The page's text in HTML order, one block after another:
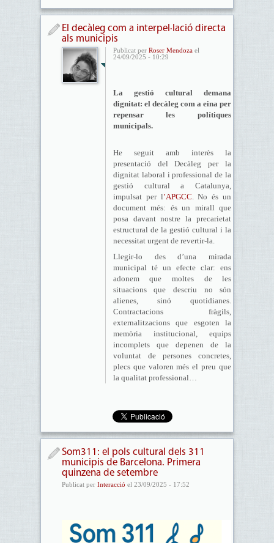
El decàleg com a interpel·lació directa
als municipis
Publicat per Roser Mendozael
24/09/2025 - 10:29
La gestió cultural demana
dignitat: el decàleg com a eina per
repensar les polítiques
municipals.
He seguit amb interès la
presentació del Decàleg per la
dignitat laboral i professional de la
gestió cultural a Catalunya,
impulsat per l’APGCC. No és un
document més: és un mirall que
posa davant nostre la precarietat
estructural de la gestió cultural i la
necessitat urgent de revertir-la.
Llegir-lo des d’una mirada
municipal té un efecte clar: ens
adonem que moltes de les
situacions que descriu no són
alienes, sinó quotidianes.
Contractacions fràgils,
externalitzacions que esgoten la
memòria institucional, equips
incomplets que depenen de la
voluntat de persones concretes,
plecs que valoren més el preu que
la qualitat professional…
Som311: el pols cultural dels 311
municipis de Barcelona. Primera
quinzena de setembre
Publicat per Interacció el 23/09/2025 - 17:52